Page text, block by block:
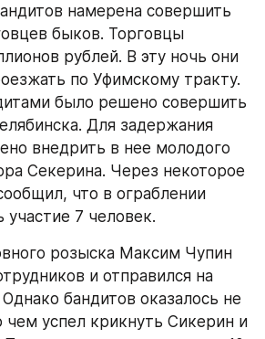
намерена совершить
быков. Торговцы
рублей. В эту ночь они
по Уфимскому тракту.
было решено совершить
Для задержания
внедрить в нее молодого
Секерина. Через некоторое
что в ограблении
участие 7 человек.
розыска Максим Чупин
и отправился на
бандитов оказалось не
чем успел крикнуть Сикерин и